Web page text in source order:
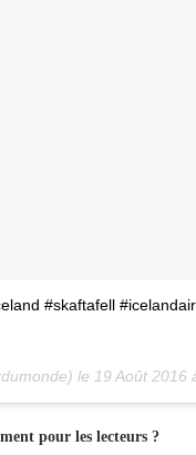
#skaftafell
le 19 Août 2016
pour les lecteurs ?